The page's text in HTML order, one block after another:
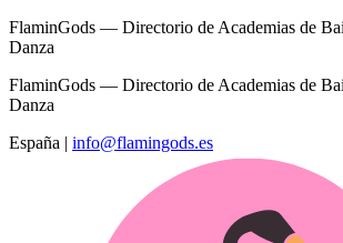
FlaminGods — Directorio de Academias de
Danza
FlaminGods — Directorio de Academias de
Danza
España | info@flamingods.es